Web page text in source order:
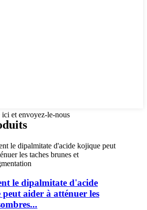
et envoyez-le-nous
le dipalmitate d'acide
aider à atténuer les